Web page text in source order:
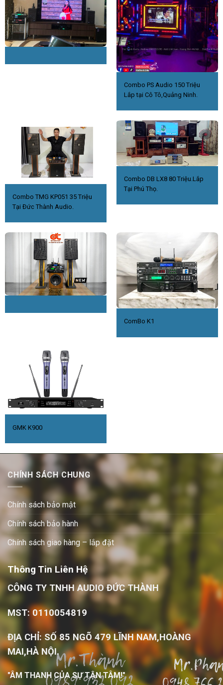
Combo PS Audio 150 Triệu
Lắp tại Cô Tô,Quảng Ninh.
Combo TMG KP051 35 Triệu
Tại Đức Thành Audio.
Combo DB LX8 80 Triệu.Lắp
Tại Phú Thọ.
ComBo K1
GMK K900
CHÍNH SÁCH CHUNG
Chính sách bảo mật
Chính sách bảo hành
Chính sách giao hàng – lắp đặt
Thông Tin Liên Hệ
CÔNG TY TNHH AUDIO ĐỨC THÀNH
MST: 0110054819
ĐỊA CHỈ: SỐ 85 NGÕ 479 LĨNH NAM,HOÀNG
MAI,HÀ NỘI.
"ÂM THANH CỦA SỰ TẬN TÂM!"